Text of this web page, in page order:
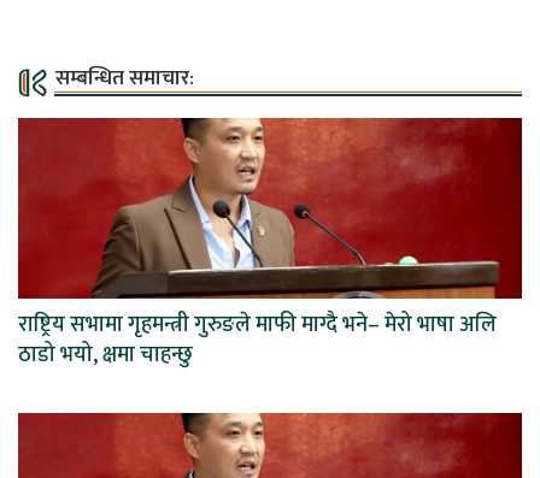
सम्बन्धित समाचार:
राष्ट्रिय सभामा गृहमन्त्री गुरुङले माफी माग्दै भने– मेरो भाषा अलि
ठाडो भयो, क्षमा चाहन्छु